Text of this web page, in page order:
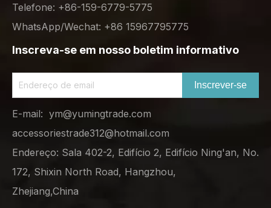
Telefone: +86-159-6779-5775
WhatsApp/Wechat: +86 15967795775
Inscreva-se em nosso boletim informativo
Inscrever-se
E-mail: ym@yumingtrade.com
accessoriestrade312@hotmail.com
Endereço: Sala 402-2, Edifício 2, Edifício Ning'an, No.
172, Shixin North Road, Hangzhou,
Zhejiang,China